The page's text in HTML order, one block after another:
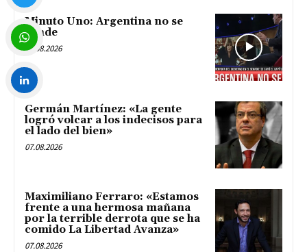
Minuto Uno: Argentina no se
vende
07.08.2026
Germán Martínez: «La gente
logró volcar a los indecisos para
el lado del bien»
07.08.2026
Maximiliano Ferraro: «Estamos
frente a una hermosa mañana
por la terrible derrota que se ha
comido La Libertad Avanza»
07.08.2026
Twitter
WhatsApp
LinkedIn